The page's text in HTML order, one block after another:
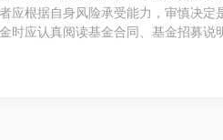
应根据自身风险承受能力，审慎决
时应认真阅读基金合同、基金招募